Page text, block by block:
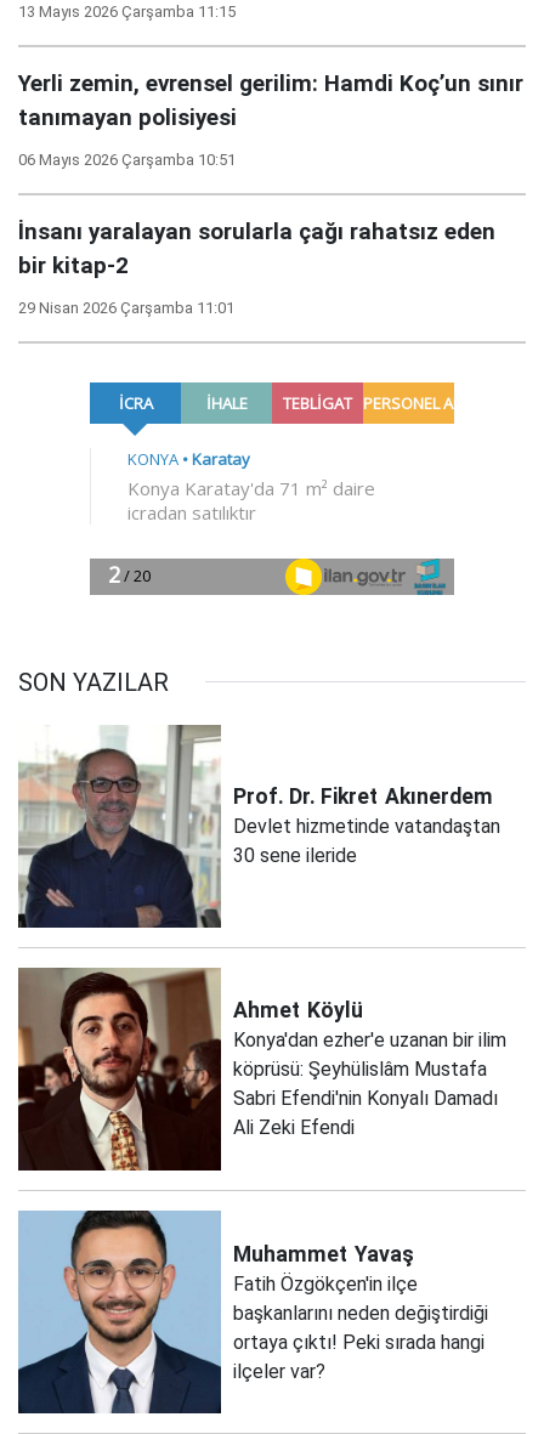
13 Mayıs 2026 Çarşamba 11:15
Yerli zemin, evrensel gerilim: Hamdi Koç’un sınır
tanımayan polisiyesi
06 Mayıs 2026 Çarşamba 10:51
İnsanı yaralayan sorularla çağı rahatsız eden
bir kitap-2
29 Nisan 2026 Çarşamba 11:01
SON YAZILAR
Prof. Dr. Fikret Akınerdem
Devlet hizmetinde vatandaştan
30 sene ileride
Ahmet Köylü
Konya'dan ezher'e uzanan bir ilim
köprüsü: Şeyhülislâm Mustafa
Sabri Efendi'nin Konyalı Damadı
Ali Zeki Efendi
Muhammet Yavaş
Fatih Özgökçen'in ilçe
başkanlarını neden değiştirdiği
ortaya çıktı! Peki sırada hangi
ilçeler var?